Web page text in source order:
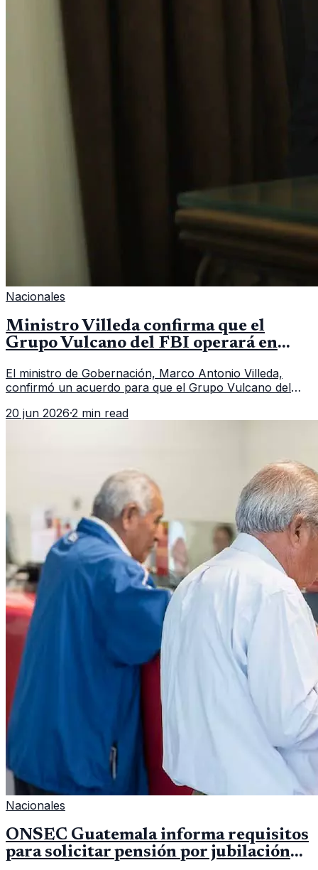
Nacionales
Ministro Villeda confirma que el
Grupo Vulcano del FBI operará en
El ministro de Gobernación, Marco Antonio Villeda,
confirmó un acuerdo para que el Grupo Vulcano del
fallido con la administración anterior del Ministerio
20 jun 2026·2 min read
Nacionales
ONSEC Guatemala informa requisitos
para solicitar pensión por jubilación